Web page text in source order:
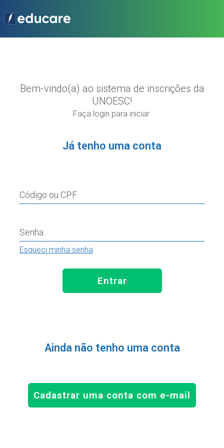
Bem-vindo(a) ao sistema de inscrições da
UNOESC!
Faça login para iniciar.
Já tenho uma conta
Código ou CPF
Senha
Esqueci minha senha
Entrar
Ainda não tenho uma conta
Cadastrar uma conta com e-mail